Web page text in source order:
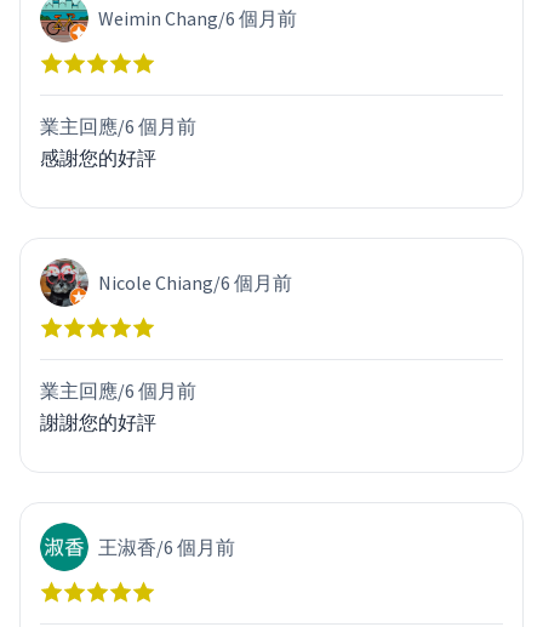
Weimin Chang/6 個月前
業主回應/6 個月前
感謝您的好評
Nicole Chiang/6 個月前
業主回應/6 個月前
謝謝您的好評
王淑香/6 個月前